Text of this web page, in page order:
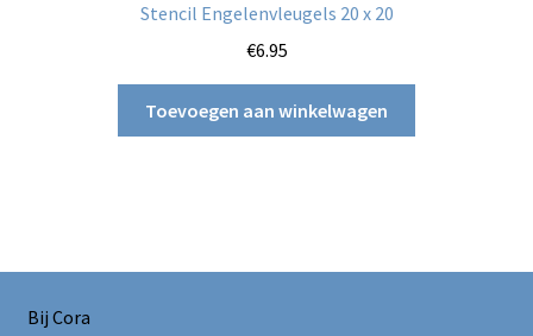
Stencil Engelenvleugels 20 x 20
€6.95
Toevoegen aan winkelwagen
Bij Cora